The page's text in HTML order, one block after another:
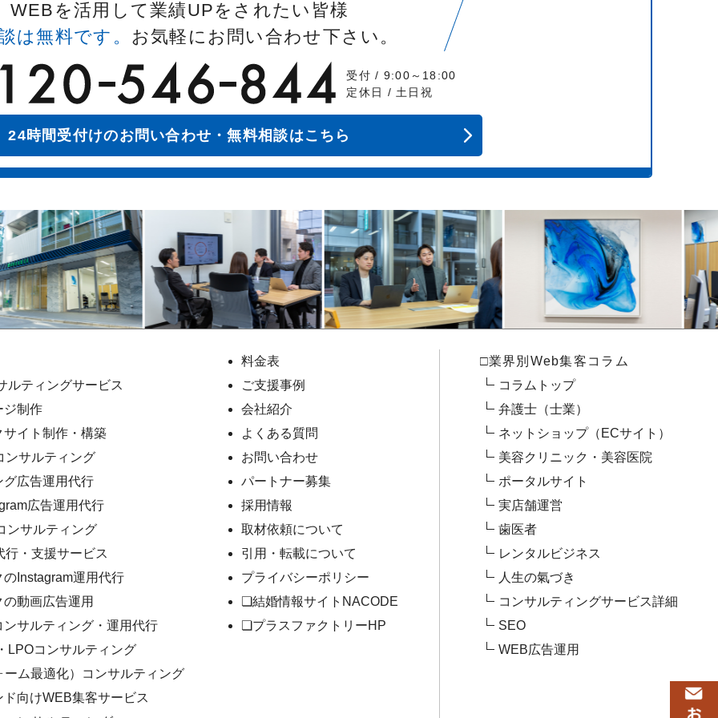
WEBを活用して業績UPをされたい皆様
は無料です。 お気軽にお問い合わせ下さい。
受付 / 9:00～18:00
定休日 / 土日祝
24時間受付けのお問い合わせ・無料相談はこちら
ルティングサービス
ジ制作
サイト制作・構築
ンサルティング
グ広告運用代行
広告運用代行
ンサルティング
行・支援サービス
のInstagram運用代行
動画広告運用
ンサルティング・運用代行
LPOコンサルティング
ーム最適化）コンサルティング
ド向けWEB集客サービス
料金表
ご支援事例
会社紹介
よくある質問
お問い合わせ
パートナー募集
採用情報
取材依頼について
引用・転載について
プライバシーポリシー
❏結婚情報サイトNACODE
❏プラスファクトリーHP
□業界別Web集客コラム
コラムトップ
弁護士（士業）
ネットショップ（ECサイト）
美容クリニック・美容医院
ポータルサイト
実店舗運営
歯医者
レンタルビジネス
人生の氣づき
コンサルティングサービス詳細
SEO
WEB広告運用